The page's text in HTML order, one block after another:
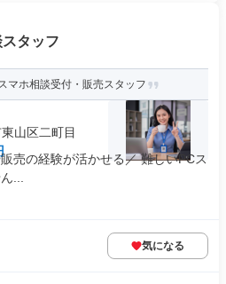
タッフ
マホ相談受付・販売スタッフ
山区二町目
売の経験が活かせる／ 難しいPCス
...
気になる